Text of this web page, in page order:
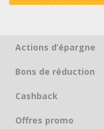
Skip to content
Actions d’épargne
Bons de réduction
Cashback
Offres promo